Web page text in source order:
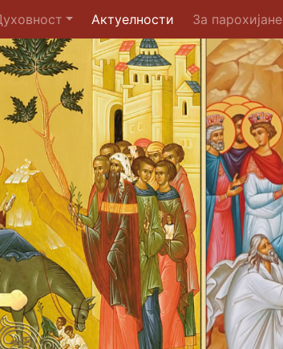
Актуелности За парохијане